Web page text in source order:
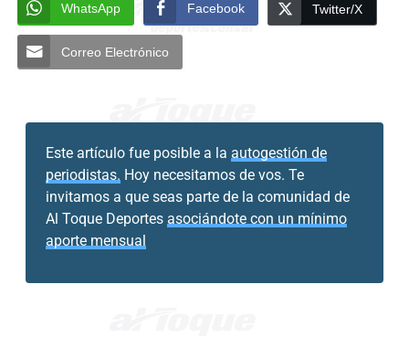
WhatsApp Facebook Twitter/X
Correo Electrónico
Este artículo fue posible a la autogestión de
periodistas. Hoy necesitamos de vos. Te
invitamos a que seas parte de la comunidad de
Al Toque Deportes asociándote con un mínimo
aporte mensual